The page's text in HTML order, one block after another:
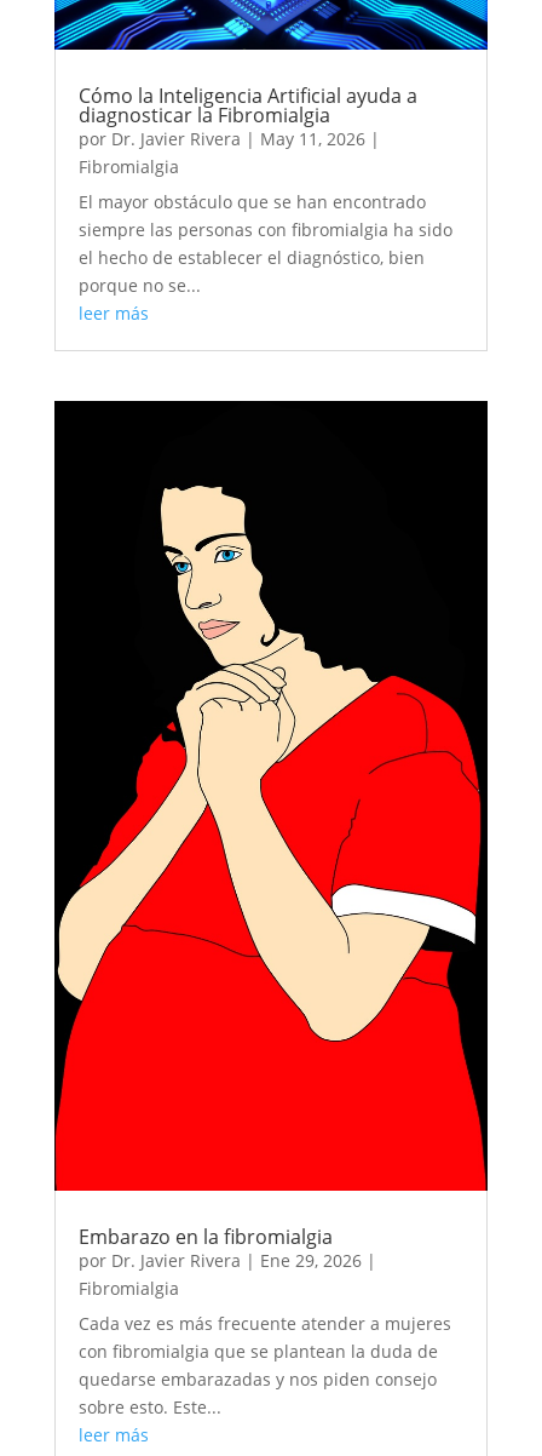
Cómo la Inteligencia Artificial ayuda a
diagnosticar la Fibromialgia
por Dr. Javier Rivera | May 11, 2026|
Fibromialgia
El mayor obstáculo que se han encontrado
siempre las personas con fibromialgia ha sido
el hecho de establecer el diagnóstico, bien
porque no se...
leer más
Embarazo en la fibromialgia
por Dr. Javier Rivera | Ene 29, 2026|
Fibromialgia
Cada vez es más frecuente atender a mujeres
con fibromialgia que se plantean la duda de
quedarse embarazadas y nos piden consejo
sobre esto. Este...
leer más